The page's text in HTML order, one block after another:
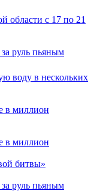
области с 17 по 21
руль пьяным
воду в нескольких
в миллион
в миллион
битвы»
руль пьяным